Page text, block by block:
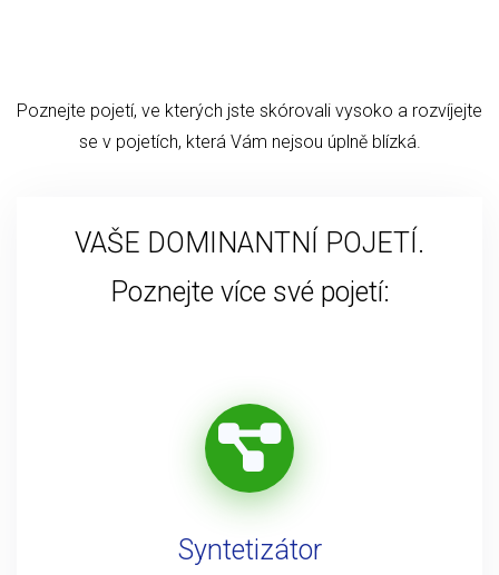
Poznejte pojetí, ve kterých jste skórovali vysoko a rozvíjejte
se v pojetích, která Vám nejsou úplně blízká.
VAŠE DOMINANTNÍ POJETÍ.
Poznejte více své pojetí:
Syntetizátor